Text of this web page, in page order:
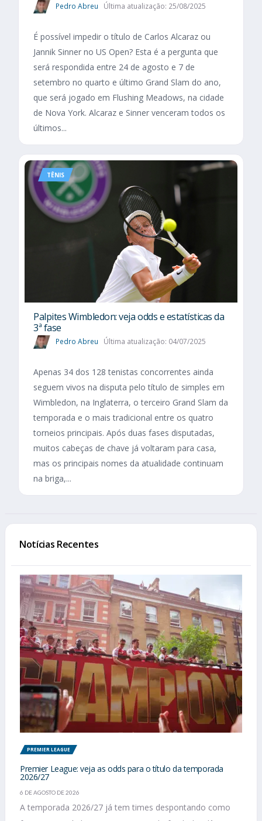
Pedro Abreu Última atualização: 25/08/2025
É possível impedir o título de Carlos Alcaraz ou
Jannik Sinner no US Open? Esta é a pergunta que
será respondida entre 24 de agosto e 7 de
setembro no quarto e último Grand Slam do ano,
que será jogado em Flushing Meadows, na cidade
de Nova York. Alcaraz e Sinner venceram todos os
últimos...
TÊNIS
Palpites Wimbledon: veja odds e estatísticas da
3ª fase
Pedro Abreu Última atualização: 04/07/2025
Apenas 34 dos 128 tenistas concorrentes ainda
seguem vivos na disputa pelo título de simples em
Wimbledon, na Inglaterra, o terceiro Grand Slam da
temporada e o mais tradicional entre os quatro
torneios principais. Após duas fases disputadas,
muitos cabeças de chave já voltaram para casa,
mas os principais nomes da atualidade continuam
na briga,...
Notícias Recentes
PREMIER LEAGUE
Premier League: veja as odds para o título da temporada
2026/27
6 DE AGOSTO DE 2026
A temporada 2026/27 já tem times despontando como